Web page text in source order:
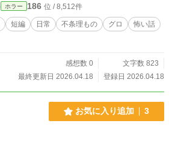
ホラー 186 位 / 8,512件
短編 日常 不条理もの グロ
怖い話
感想数 0
文字数 823
最終更新日 2026.04.18
登録日 2026.04.18
お気に入り追加 3